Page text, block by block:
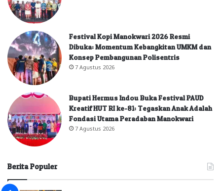
Festival Kopi Manokwari 2026 Resmi
Dibuka: Momentum Kebangkitan UMKM dan
Konsep Pembangunan Polisentris
7 Agustus 2026
Bupati Hermus Indou Buka Festival PAUD
Kreatif HUT RI ke-81: Tegaskan Anak Adalah
Fondasi Utama Peradaban Manokwari
7 Agustus 2026
Berita Populer